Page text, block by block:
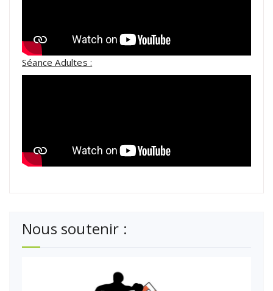
Séance Adultes :
Nous soutenir :